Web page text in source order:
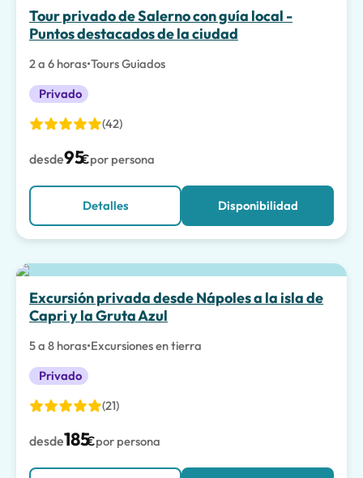
Tour privado de Salerno con guía local -
Puntos destacados de la ciudad
2 a 6 horas•Tours Guiados
Privado
(42)
desde95€por persona
Detalles Disponibilidad
Excursión privada desde Nápoles a la isla de
Capri y la Gruta Azul
5 a 8 horas•Excursiones en tierra
Privado
(21)
desde185€por persona